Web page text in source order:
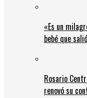
«Es un
bebé que
Rosario
renovó su